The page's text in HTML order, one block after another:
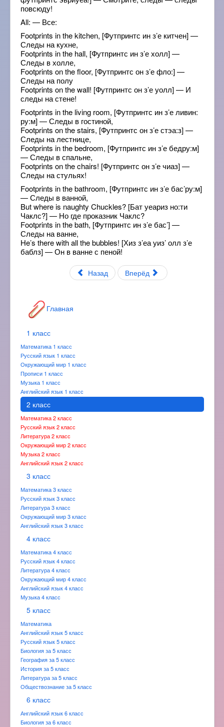
повсюду!
All: — Все:
Footprints in the kitchen, [Футпринтс ин з’е китчен] —
Следы на кухне,
Footprints in the hall, [Футпринтс ин з’е холл] —
Следы в холле,
Footprints on the floor, [Футпринтс он з’е фло:] —
Следы на полу
Footprints on the wall! [Футпринтс он з’е уолл] — И
следы на стене!
Footprints in the living room, [Футпринтс ин з’е ливин:
ру:м] — Следы в гостиной,
Footprints on the stairs, [Футпринтс он з’е стэа:з] —
Следы на лестнице,
Footprints in the bedroom, [Футпринтс ин з’е бедру:м]
— Следы в спальне,
Footprints on the chairs! [Футпринтс он з’е чиаз] —
Следы на стульях!
Footprints in the bathroom, [Футпринтс ин з’е бас’ру:м]
— Следы в ванной,
But where is naughty Chuckles? [Бат уеариз но:ти
Чаклс?] — Но где проказник Чаклс?
Footprints in the bath, [Футпринтс ин з’е бас’] —
Следы на ванне,
He’s there with all the bubbles! [Хиз з’еа уиз’ олл з’е
баблз] — Он в ванне с пеной!
Назад Вперёд
Главная
1 класс
Математика 1 класс
Русский язык 1 класс
Окружающий мир 1 класс
Прописи 1 класс
Музыка 1 класс
Английский язык 1 класс
2 класс
Математика 2 класс
Русский язык 2 класс
Литература 2 класс
Окружающий мир 2 класс
Музыка 2 класс
Английский язык 2 класс
3 класс
Математика 3 класс
Русский язык 3 класс
Литература 3 класс
Окружающий мир 3 класс
Английский язык 3 класс
4 класс
Математика 4 класс
Русский язык 4 класс
Литература 4 класс
Окружающий мир 4 класс
Английский язык 4 класс
Музыка 4 класс
5 класс
Математика
Английский язык 5 класс
Русский язык 5 класс
Биология за 5 класс
География за 5 класс
История за 5 класс
Литература за 5 класс
Обществознание за 5 класс
6 класс
Английский язык 6 класс
Биология за 6 класс